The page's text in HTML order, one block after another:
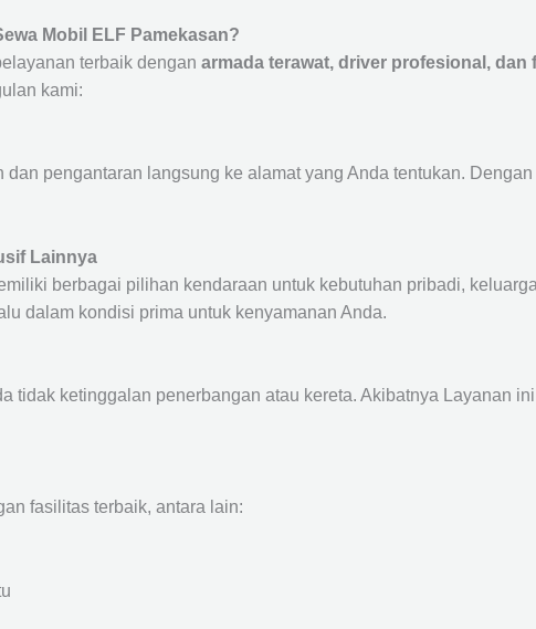
Mobil ELF Pamekasan?
terbaik dengan armada terawat, driver profesional, dan
kami:
pengantaran langsung ke alamat yang Anda tentukan.
Lainnya
berbagai pilihan kendaraan untuk kebutuhan pribadi,
dalam kondisi prima untuk kenyamanan Anda.
tidak ketinggalan penerbangan atau kereta. Akibatnya Layanan
fasilitas terbaik, antara lain: